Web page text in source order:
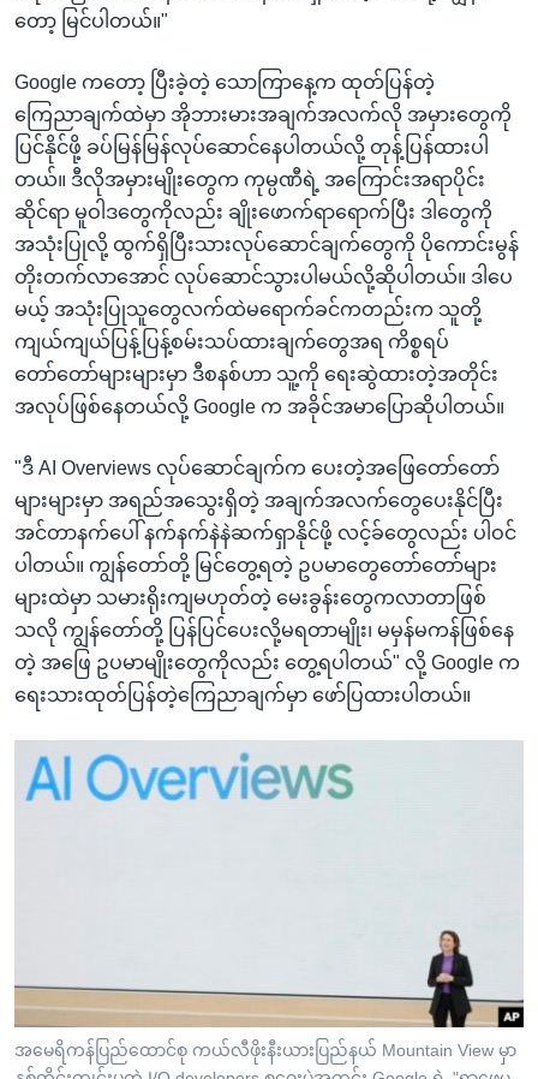
တော့ မြင်ပါတယ်။"
Google ကတော့ ပြီးခဲ့တဲ့ သောကြာနေ့က ထုတ်ပြန်တဲ့
ကြေညာချက်ထဲမှာ အိုဘားမားအချက်အလက်လို အမှားတွေကို
ပြင်နိုင်ဖို့ ခပ်မြန်မြန်လုပ်ဆောင်နေပါတယ်လို့ တုန့်ပြန်ထားပါ
တယ်။ ဒီလိုအမှားမျိုးတွေက ကုမ္ပဏီရဲ့ အကြောင်းအရာပိုင်း
ဆိုင်ရာ မူဝါဒတွေကိုလည်း ချိုးဖောက်ရာရောက်ပြီး ဒါတွေကို
အသုံးပြုလို့ ထွက်ရှိပြီးသားလုပ်ဆောင်ချက်တွေကို ပိုကောင်းမွန်
တိုးတက်လာအောင် လုပ်ဆောင်သွားပါမယ်လို့ဆိုပါတယ်။ ဒါပေ
မယ့် အသုံးပြုသူတွေလက်ထဲမရောက်ခင်ကတည်းက သူတို့
ကျယ်ကျယ်ပြန့်ပြန့်စမ်းသပ်ထားချက်တွေအရ ကိစ္စရပ်
တော်တော်များများမှာ ဒီစနစ်ဟာ သူ့ကို ရေးဆွဲထားတဲ့အတိုင်း
အလုပ်ဖြစ်နေတယ်လို့ Google က အခိုင်အမာပြောဆိုပါတယ်။
"ဒီ AI Overviews လုပ်ဆောင်ချက်က ပေးတဲ့အဖြေတော်တော်
များများမှာ အရည်အသွေးရှိတဲ့ အချက်အလက်တွေပေးနိုင်ပြီး
အင်တာနက်ပေါ် နက်နက်နဲနဲဆက်ရှာနိုင်ဖို့ လင့်ခ်တွေလည်း ပါဝင်
ပါတယ်။ ကျွန်တော်တို့ မြင်တွေ့ရတဲ့ ဥပမာတွေတော်တော်များ
များထဲမှာ သမားရိုးကျမဟုတ်တဲ့ မေးခွန်းတွေကလာတာဖြစ်
သလို ကျွန်တော်တို့ ပြန်ပြင်ပေးလို့မရတာမျိုး၊ မမှန်မကန်ဖြစ်နေ
တဲ့ အဖြေ ဥပမာမျိုးတွေကိုလည်း တွေ့ရပါတယ်" လို့ Google က
ရေးသားထုတ်ပြန်တဲ့ကြေညာချက်မှာ ဖော်ပြထားပါတယ်။
အမေရိကန်ပြည်ထောင်စု ကယ်လီဖိုးနီးယားပြည်နယ် Mountain View မှာ